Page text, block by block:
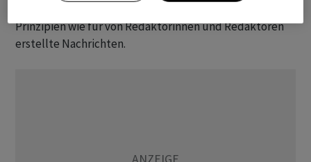
Prinzipien wie für von Redaktorinnen und Redaktoren
erstellte Nachrichten.